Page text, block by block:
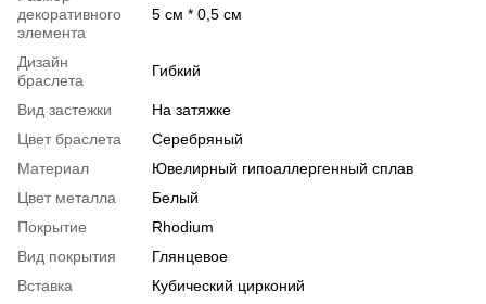
декоративного
элемента
5 см * 0,5 см
Дизайн
браслета
Гибкий
Вид застежки
На затяжке
Цвет браслета
Серебряный
Материал
Ювелирный гипоаллергенный сплав
Цвет металла
Белый
Покрытие
Rhodium
Вид покрытия
Глянцевое
Вставка
Кубический цирконий